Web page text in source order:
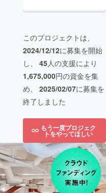
このプロジェクトは、
2024/12/12に募集を開始
し、 45人の支援により
1,675,000円の資金を集
め、 2025/02/07に募集を
終了しました
もう一度プロジェク
トをやってほしい